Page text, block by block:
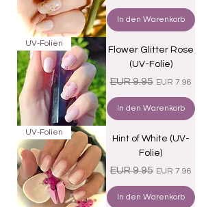
In den Warenkorb
UV-Folien
Flower Glitter Rose
(UV-Folie)
Standardpreis
EUR 9.95 Sale-Preis
EUR 7.96
In den Warenkorb
UV-Folien
Hint of White (UV-
Folie)
Standardpreis
EUR 9.95 Sale-Preis
EUR 7.96
In den Warenkorb